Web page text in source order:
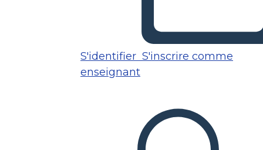
S'identifier S'inscrire comme
enseignant